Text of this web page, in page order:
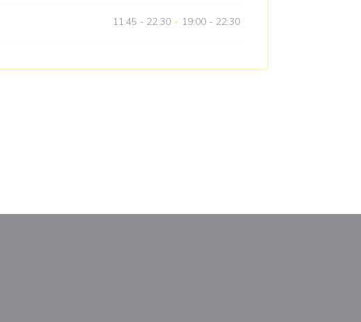
11:45 - 22:30 • 19:00 - 22:30
una nueva ventana))
en una nueva ventana))